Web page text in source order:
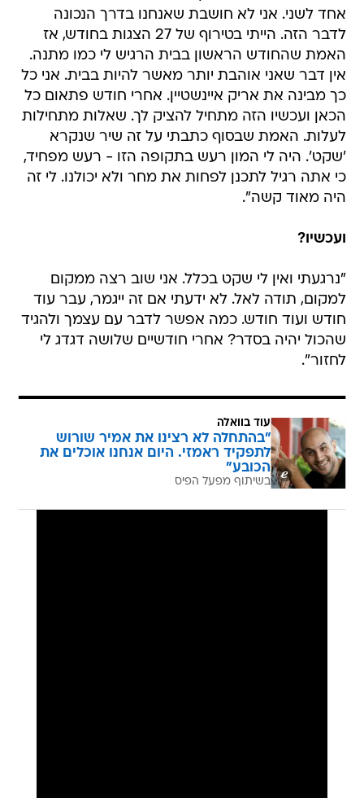
אחד לשני. אני לא חושבת שאנחנו בדרך הנכונה
לדבר הזה. הייתי בטירוף של 27 הצגות בחודש, אז
האמת שהחודש הראשון בבית הרגיש לי כמו מתנה.
אין דבר שאני אוהבת יותר מאשר להיות בבית. אני כל
כך מבינה את אריק איינשטיין. אחרי חודש פתאום כל
הכאן ועכשיו הזה מתחיל להציק לך. שאלות מתחילות
לעלות. האמת שבסוף כתבתי על זה שיר שנקרא
'שקט'. היה לי המון רעש בתקופה הזו - רעש מפחיד,
כי אתה רגיל לתכנן לפחות את מחר ולא יכולנו. לי זה
היה מאוד קשה".
ועכשיו?
"נרגעתי ואין לי שקט בכלל. אני שוב רצה ממקום
למקום, תודה לאל. לא ידעתי אם זה ייגמר, עבר עוד
חודש ועוד חודש. כמה אפשר לדבר עם עצמך ולהגיד
שהכול יהיה בסדר? אחרי חודשיים שלושה דגדג לי
לחזור".
עוד בוואלה
"בהתחלה לא רצינו את אמיר שורוש
לתפקיד ראמזי. היום אנחנו אוכלים את
הכובע"
בשיתוף מפעל הפיס